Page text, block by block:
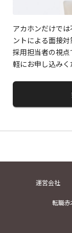
アカホンだけで
ントによる面接対
採用担当者の視
軽にお申し込みく
運営会社
転職赤